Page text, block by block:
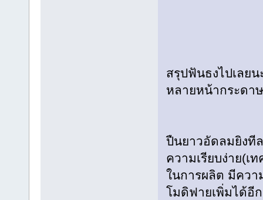
สรุปฟันธงไปเลย
หลายหน้ากระดา
ปืนยาวอัดลมยิงที
ความเรียบง่าย(เ
ในการผลิต มีคว
โมดิฟายเพิ่มได้อี